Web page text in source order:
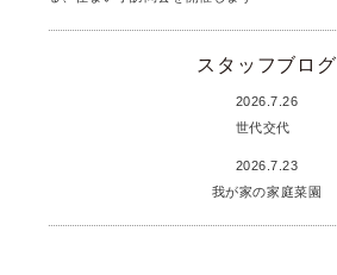
スタッフブログ
2026.7.26
世代交代
2026.7.23
我が家の家庭菜園